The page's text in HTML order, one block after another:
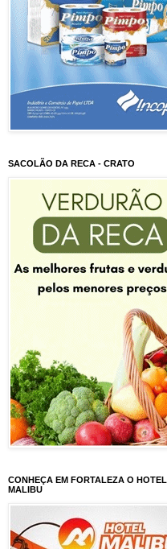
SACOLÃO DA RECA - CRATO
CONHEÇA EM FORTALEZA O HOTEL
MALIBU